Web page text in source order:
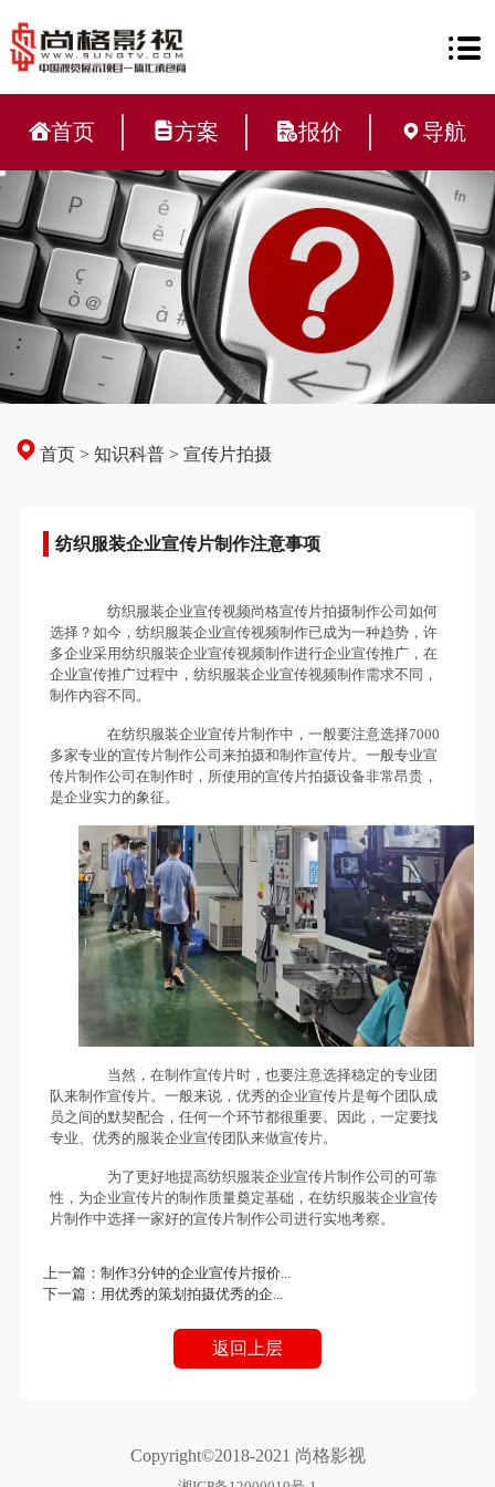
首页 方案 报价 导航
首页 >知识科普 >宣传片拍摄
纺织服装企业宣传片制作注意事项
纺织服装企业宣传视频尚格宣传片拍摄制作公司如何
选择？如今，纺织服装企业宣传视频制作已成为一种趋势，许
多企业采用纺织服装企业宣传视频制作进行企业宣传推广，在
企业宣传推广过程中，纺织服装企业宣传视频制作需求不同，
制作内容不同。
在纺织服装企业宣传片制作中，一般要注意选择7000
多家专业的宣传片制作公司来拍摄和制作宣传片。一般专业宣
传片制作公司在制作时，所使用的宣传片拍摄设备非常昂贵，
是企业实力的象征。
当然，在制作宣传片时，也要注意选择稳定的专业团
队来制作宣传片。一般来说，优秀的企业宣传片是每个团队成
员之间的默契配合，任何一个环节都很重要。因此，一定要找
专业、优秀的服装企业宣传团队来做宣传片。
为了更好地提高纺织服装企业宣传片制作公司的可靠
性，为企业宣传片的制作质量奠定基础，在纺织服装企业宣传
片制作中选择一家好的宣传片制作公司进行实地考察。
上一篇：制作3分钟的企业宣传片报价...
下一篇： 用优秀的策划拍摄优秀的企...
返回上层
Copyright©2018-2021 尚格影视